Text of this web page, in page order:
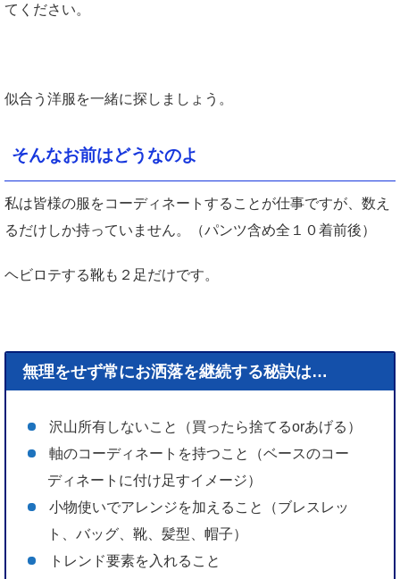
てください。
似合う洋服を一緒に探しましょう。
そんなお前はどうなのよ
私は皆様の服をコーディネートすることが仕事ですが、数え
るだけしか持っていません。（パンツ含め全１０着前後）
ヘビロテする靴も２足だけです。
無理をせず常にお洒落を継続する秘訣は…
沢山所有しないこと（買ったら捨てるorあげる）
軸のコーディネートを持つこと（ベースのコー
ディネートに付け足すイメージ）
小物使いでアレンジを加えること（ブレスレッ
ト、バッグ、靴、髪型、帽子）
トレンド要素を入れること